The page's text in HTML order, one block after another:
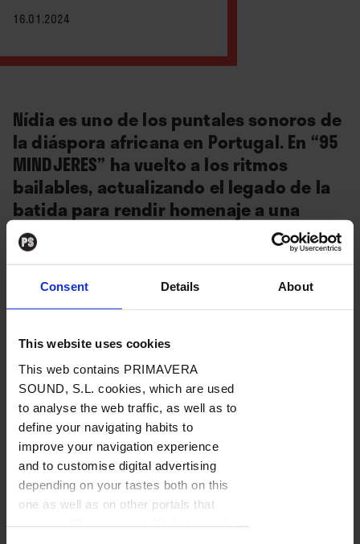
Consent Details About
This website uses cookies
This web contains PRIMAVERA
SOUND, S.L. cookies, which are used
to analyse the web traffic, as well as to
define your navigating habits to
improve your navigation experience
and to customise digital advertising
depending on your tastes both on this
one as well as on other portals that
16.01.2024
Nídia es uno de los puntales sonoros de
la diáspora africana en Portugal. En “95
MINDJERES” ha vuelto a los ritmos
bailables, actualizando el legado de la
batida para rendir homenaje a una
guerrilla formada únicamente por
mujeres que contribuyó a la lucha por
la independencia de Guinea-Bisáu y
Cabo Verde.
BAJO
SUSCRIPCIÓN
N o es casual que el título del tercer álbum
deNídia– “95 MINDJERES”
2023)– lleve la palabra “mujeres”
escrita en la lengua criolla de Guinea-